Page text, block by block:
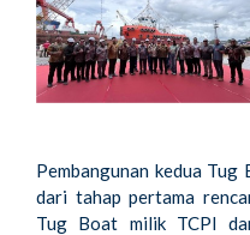
Pembangunan kedua
dari tahap pertama
Tug Boat milik TCPI